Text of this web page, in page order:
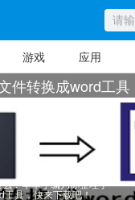
游戏 应用
件转换成word工具
工具，其中捷速图片文字
的难题，通常要将图
图片，有些是扫描的，有
但不能在电脑上编辑，
后就可以在电脑上编
件转换成word工具么？
？华军小编为你整理了
工具，快来下载吧！